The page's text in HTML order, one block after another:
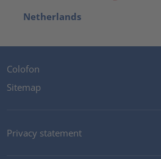
Netherlands
Colofon
Sitemap
Privacy statement